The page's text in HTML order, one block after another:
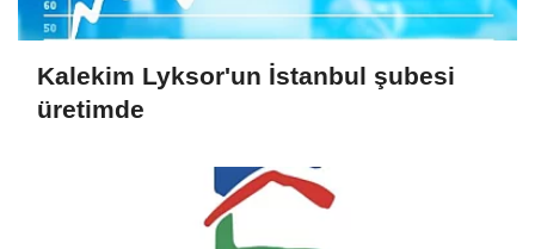
Kalekim Lyksor'un İstanbul şubesi
üretimde